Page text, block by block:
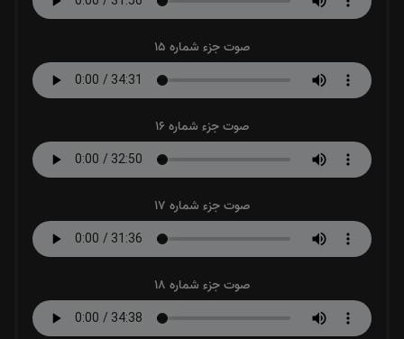
صوت جزء شماره 15
صوت جزء شماره 16
صوت جزء شماره 17
صوت جزء شماره 18